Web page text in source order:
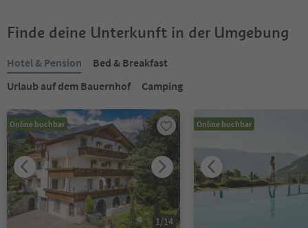
Finde deine Unterkunft in der Umgebung
Hotel & Pension
Bed & Breakfast
Urlaub auf dem Bauernhof
Camping
Online buchbar
1/14
Online buchbar